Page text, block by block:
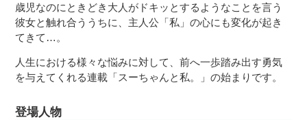
歳児なのにときどき大人がドキッとするようなことを言う
彼女と触れ合ううちに、主人公「私」の心にも変化が起き
てきて…。
人生における様々な悩みに対して、前へ一歩踏み出す勇気
を与えてくれる連載「スーちゃんと私。」の始まりです。
登場人物